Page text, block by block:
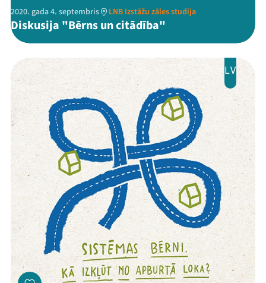
2020. gada 4. septembris LNB Izstāžu zāles studija
Diskusija "Bērns un citādība"
LV